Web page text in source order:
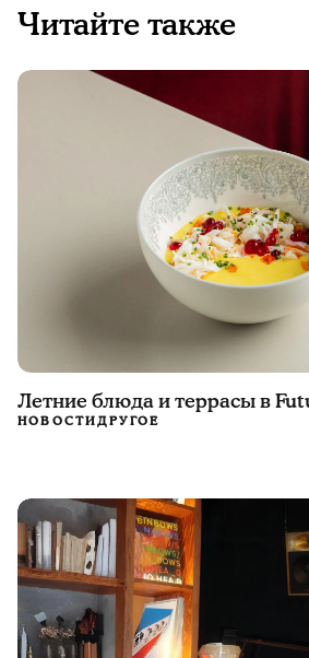
Читайте также
Летние блюда и террасы в
НОВОСТИДРУГОЕ